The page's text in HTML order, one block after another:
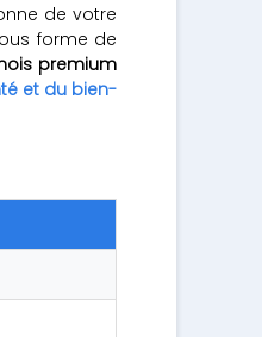
de votre
forme de
premium
et du bien-